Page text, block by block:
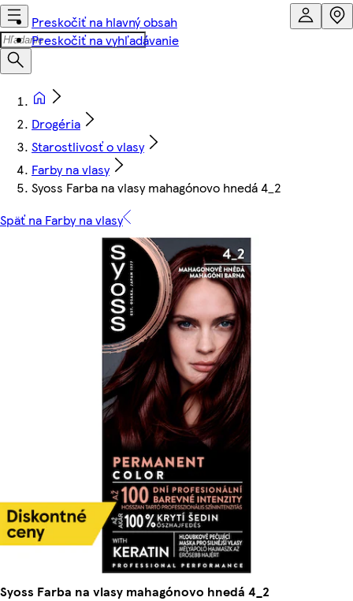
Preskočiť na hlavný obsah
Preskočiť na vyhľadávanie
Drogéria
Starostlivosť o vlasy
Farby na vlasy
Syoss Farba na vlasy mahagónovo hnedá 4_2
Späť na Farby na vlasy
Syoss Farba na vlasy mahagónovo hnedá 4_2